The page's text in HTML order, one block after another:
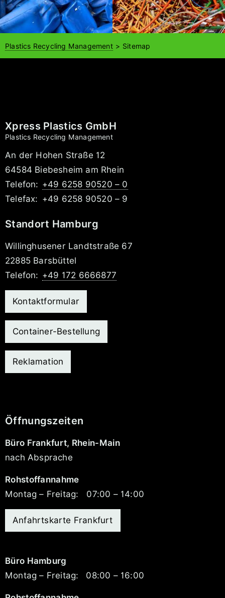
Plastics Recycling Management Sitemap
Xpress Plastics GmbH
Plastics Recycling Management
An der Hohen Straße 12
64584 Biebesheim am Rhein
Telefon: +49 6258 90520 – 0
Telefax: +49 6258 90520 – 9
Standort Hamburg
Willinghusener Landtstraße 67
22885 Barsbüttel
Telefon: +49 172 6666877
Kontaktformular
Container-Bestellung
Reklamation
Öffnungszeiten
Büro Frankfurt, Rhein-Main
nach Absprache
Rohstoffannahme
Montag – Freitag:
07:00 – 14:00
Anfahrtskarte Frankfurt
Büro Hamburg
Montag – Freitag:
08:00 – 16:00